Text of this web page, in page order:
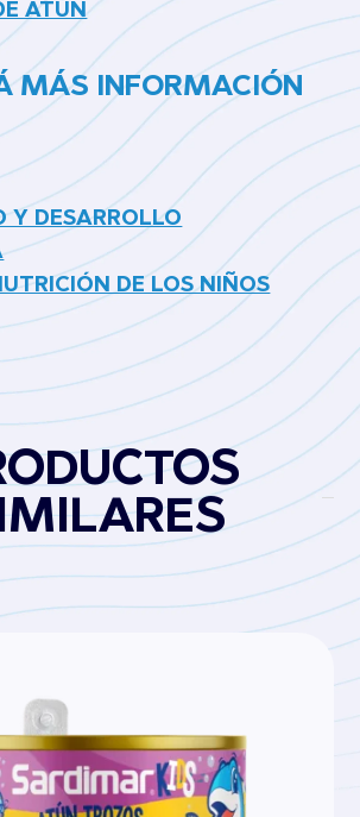
ATÚN
MÁS INFORMACIÓN
Y DESARROLLO
DE LOS NIÑOS